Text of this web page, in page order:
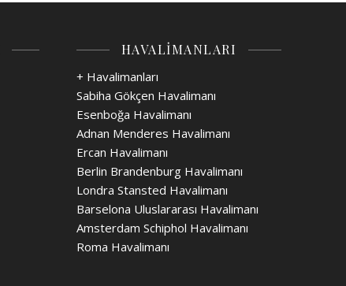
HAVALİMANLARI
+ Havalimanları
Sabiha Gökçen Havalimanı
Esenboğa Havalimanı
Adnan Menderes Havalimanı
Ercan Havalimanı
Berlin Brandenburg Havalimanı
Londra Stansted Havalimanı
Barselona Uluslararası Havalimanı
Amsterdam Schiphol Havalimanı
Roma Havalimanı